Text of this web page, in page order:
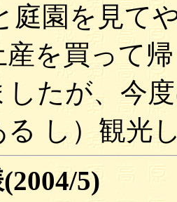
庭園を見て
を買って
したが、今
る し）観光
5)